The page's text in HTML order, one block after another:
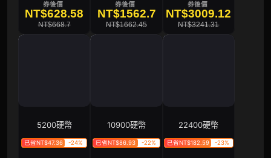
券後價
NT$628.58
NT$668.7
券後價
NT$1562.7
NT$1662.45
券後價
NT$3009.12
NT$3241.31
5200硬幣
已省NT$47.36 -24%
10900硬幣
已省NT$86.93 -22%
22400硬幣
已省NT$182.59 -23%